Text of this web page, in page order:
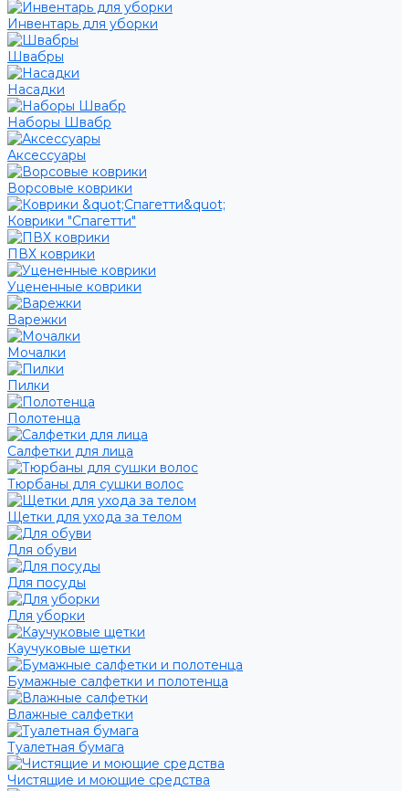
Инвентарь для уборки
Швабры
Насадки
Наборы Швабр
Аксессуары
Ворсовые коврики
Коврики "Спагетти"
ПВХ коврики
Уцененные коврики
Варежки
Мочалки
Пилки
Полотенца
Салфетки для лица
Тюрбаны для сушки волос
Щетки для ухода за телом
Для обуви
Для посуды
Для уборки
Каучуковые щетки
Бумажные салфетки и полотенца
Влажные салфетки
Туалетная бумага
Чистящие и моющие средства